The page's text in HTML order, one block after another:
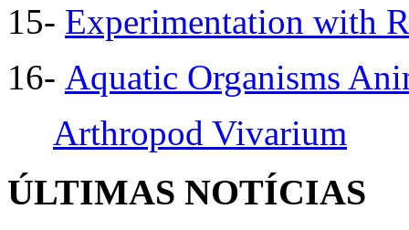
15- Experimentation with
16- Aquatic Organisms
Arthropod Vivarium
ÚLTIMAS NOTÍCIAS